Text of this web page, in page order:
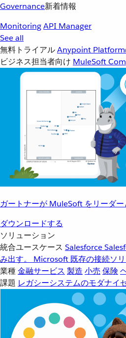
Governance新着情報
MonitoringAPI Manager
See all
無料トライアルAnypoint Platform
ビジネス担当者向け MuleSoft
ガートナーが MuleSoft をリーダー
ダウンロードする
ソリューション
統合ユースケース Salesforce
み出す。
Microsoft 既存の接続ソ
業種金融サービス 製造 小売 保険
課題 レガシーシステムのモダナイ